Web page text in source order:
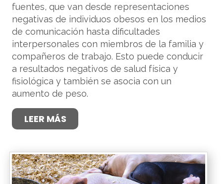
fuentes, que van desde representaciones
negativas de individuos obesos en los medios
de comunicación hasta dificultades
interpersonales con miembros de la familia y
compañeros de trabajo. Esto puede conducir
a resultados negativos de salud física y
fisiológica y también se asocia con un
aumento de peso.
LEER MÁS